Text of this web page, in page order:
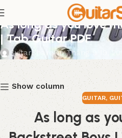
GUITAR
As long as you love
| Tab Guitar PDF
GuitarShare On Tháng 9 19,
Show column
GUITAR,
As long as